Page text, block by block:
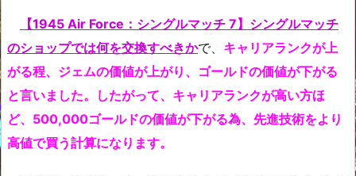
【1945 Air Force：シングルマッチ 7】シングルマッチ
のショップでは何を交換すべきかで、 キャリアランクが上
がる程、ジェムの価値が上がり、ゴールドの価値が下がる
と言いました。したがって、キャリアランクが高い方ほ
ど、500,000ゴールドの価値が下がる為、先進技術をより
高値で買う計算になります。